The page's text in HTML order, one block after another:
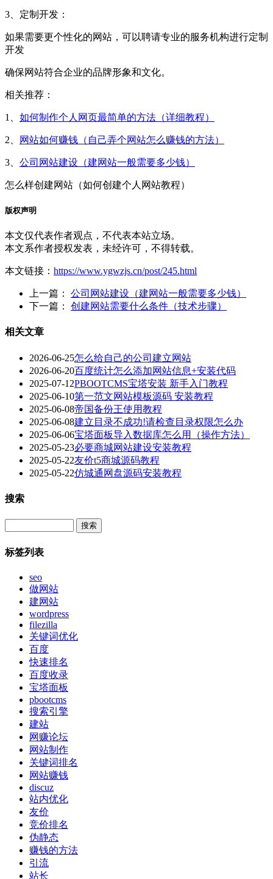
3、定制开发：
如果需要更个性化的网站，可以聘请专业的服务机构进行定制
开发
确保网站符合企业的品牌形象和文化。
相关推荐：
1、 如何制作个人网页最简单的方法（详细教程）
2、 网站如何赚钱（自己弄个网站怎么赚钱的方法）
3、 公司网站建设（建网站一般需要多少钱）
怎么样创建网站（如何创建个人网站教程）
版权声明
本文仅代表作者观点，不代表本站立场。
本文系作者授权发表，未经许可，不得转载。
本文链接： https://www.ygwzjs.cn/post/245.html
上一篇： 公司网站建设（建网站一般需要多少钱）
下一篇： 创建网站需要什么条件（技术步骤）
相关文章
2026-06-25怎么给自己的公司建立网站
2026-06-20百度统计怎么添加网站信息+安装代码
2025-07-12PBOOTCMS宝塔安装 新手入门教程
2025-06-10第一范文网站模板源码 安装教程
2025-06-08帝国备份王使用教程
2025-06-08建立目录不成功!请检查目录权限怎么办
2025-06-06宝塔面板导入数据库怎么用（操作方法）
2025-05-23必要商城网站建设安装教程
2025-05-22友价t5商城源码教程
2025-05-22仿城通网盘源码安装教程
搜索
标签列表
seo
做网站
建网站
wordpress
filezilla
关键词优化
百度
快速排名
百度收录
宝塔面板
pbootcms
搜索引擎
建站
网赚论坛
网站制作
关键词排名
网站赚钱
discuz
站内优化
友价
竞价排名
伪静态
赚钱的方法
引流
站长